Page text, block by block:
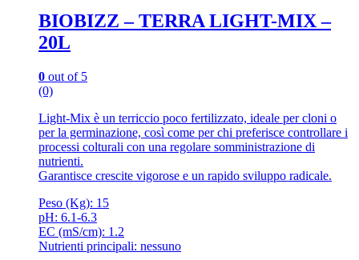
BIOBIZZ – TERRA LIGHT-MIX –
20L
0 out of 5
(0)
Light-Mix è un terriccio poco fertilizzato, ideale per cloni o
per la germinazione, così come per chi preferisce controllare i
processi colturali con una regolare somministrazione di
nutrienti.
Garantisce crescite vigorose e un rapido sviluppo radicale.
Peso (Kg): 15
pH: 6.1-6.3
EC (mS/cm): 1.2
Nutrienti principali: nessuno